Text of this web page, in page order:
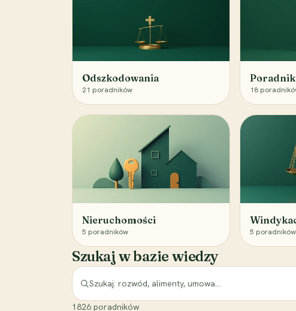
Odszkodowania
21 poradników 18
Nieruchomości
5 poradników 5 poradników
Szukaj w bazie wiedzy
1826 poradników